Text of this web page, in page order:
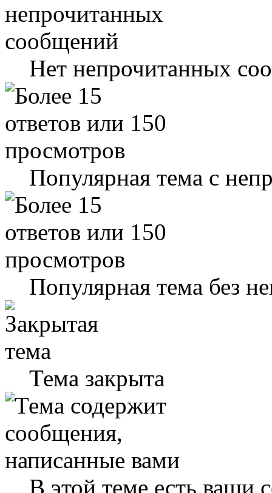
Нет непрочитанных
Популярная тема с
Популярная тема без
Тема закрыта
В этой теме есть ваши